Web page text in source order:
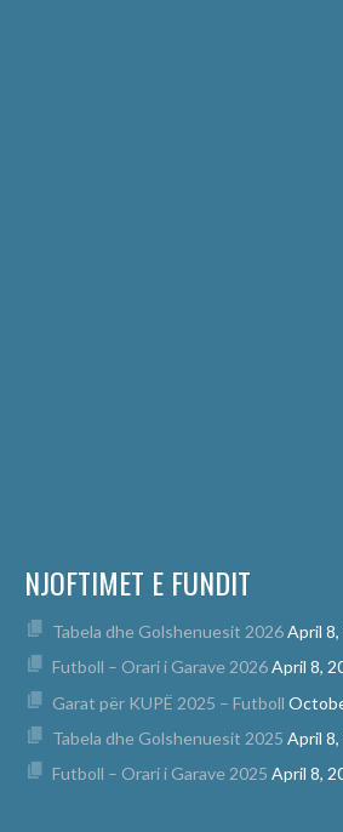
NJOFTIMET E FUNDIT
Tabela dhe Golshenuesit 2026April
Futboll – Orari i Garave 2026April 8,
Garat për KUPË 2025 – Futboll
Tabela dhe Golshenuesit 2025 April 8,
Futboll – Orari i Garave 2025 April 8,